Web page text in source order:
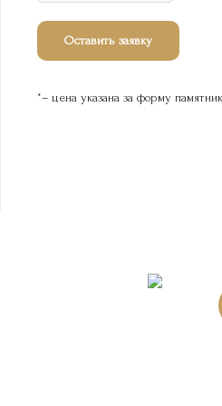
Оставить заявку
*– цена указана за форму